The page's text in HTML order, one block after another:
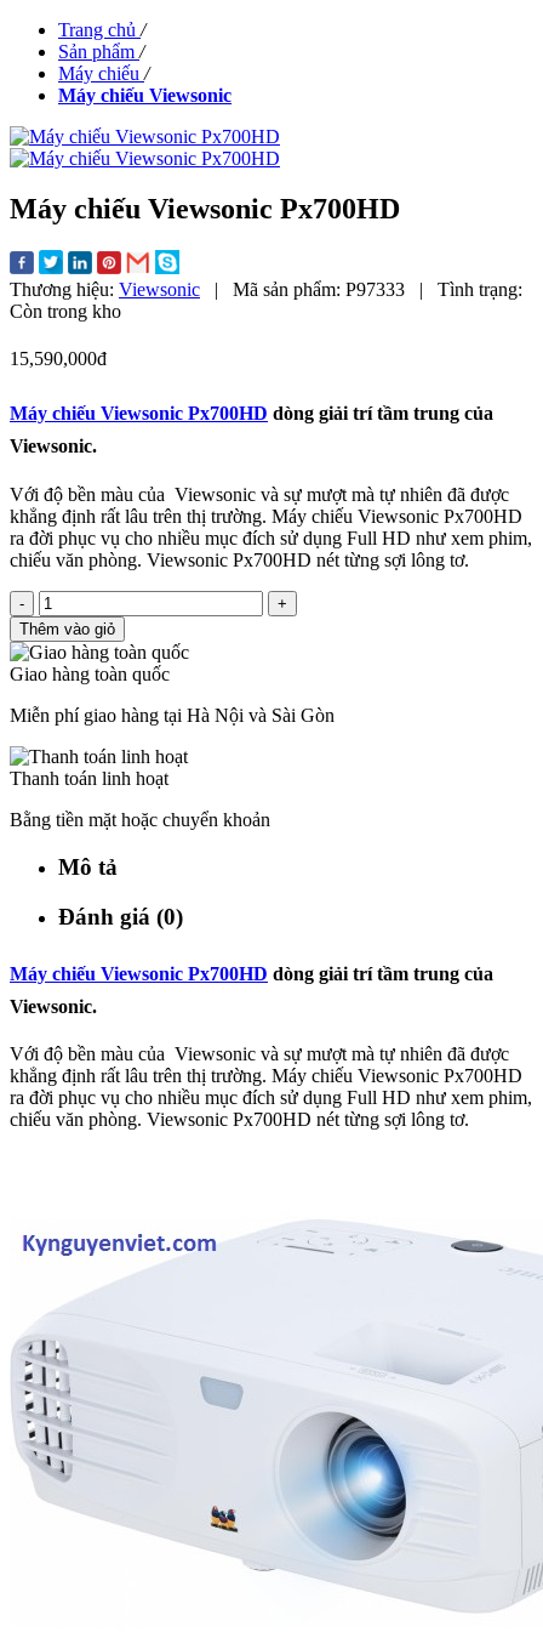
Trang chủ /
Sản phẩm /
Máy chiếu /
Máy chiếu Viewsonic
Máy chiếu Viewsonic Px700HD
Thương hiệu: Viewsonic | Mã sản phẩm: P97333 |
Tình trạng:
Còn trong kho
15,590,000đ
Máy chiếu Viewsonic Px700HD dòng giải trí tầm trung của
Viewsonic.
Với độ bền màu của Viewsonic và sự mượt mà tự nhiên đã được
khẳng định rất lâu trên thị trường. Máy chiếu Viewsonic Px700HD
ra đời phục vụ cho nhiều mục đích sử dụng Full HD như xem phim,
chiếu văn phòng. Viewsonic Px700HD nét từng sợi lông tơ.
-
+
Thêm vào giỏ
Giao hàng toàn quốc
Miễn phí giao hàng tại Hà Nội và Sài Gòn
Thanh toán linh hoạt
Bằng tiền mặt hoặc chuyển khoản
Mô tả
Đánh giá (0)
Máy chiếu Viewsonic Px700HD dòng giải trí tầm trung của
Viewsonic.
Với độ bền màu của Viewsonic và sự mượt mà tự nhiên đã được
khẳng định rất lâu trên thị trường. Máy chiếu Viewsonic Px700HD
ra đời phục vụ cho nhiều mục đích sử dụng Full HD như xem phim,
chiếu văn phòng. Viewsonic Px700HD nét từng sợi lông tơ.